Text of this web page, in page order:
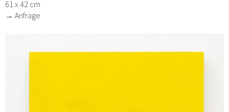
61 x 42 cm
→ Anfrage